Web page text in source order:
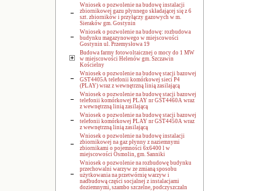
Wniosek o pozwolenie na budowę instalacji
zbiornikowej gazu płynnego składającej się z 6
szt. zbiorników i przyłączy gazowych w m.
Sieraków gm. Gostynin
Wniosek o pozwolenie na budowę: rozbudowa
budynku magazynowego w miejscowości
Gostynin ul. Przemysłowa 19
Budowa farmy fotowoltaicznej o mocy do 1 MW
w miejscowości Helenów gm. Szczawin
Kościelny
Wniosek o pozwolenie na budowę stacji bazowej
GST4405A telefonii komórkowej sieci P4
(PLAY) wraz z wewnętrzną linią zasilającą
Wniosek o pozwolenie na budowę stacji bazowej
telefonii komórkowej PLAY nr GST4460A wraz
z wewnętrzną linią zasilającą
Wniosek o pozwolenie na budowę stacji bazowej
telefonii komórkowej PLAY nr GST4450A wraz
z wewnętrzną linią zasilającą
Wniosek o pozwolenie na budowę instalacji
zbiornikowej na gaz płynny z naziemnymi
zbiornikami o pojemności 6x6400 l w
miejscowości Osmolin, gm. Sanniki
Wniosek o pozwolenie na rozbudowę budynku
przechowalni warzyw ze zmianą sposobu
użytkowania na przetwórnię warzyw i
nadbudową części socjalnej z instalacjami
doziemnymi, szambo szczelne, podczyszczaln